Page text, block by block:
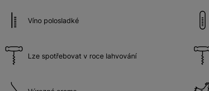
Víno polosladké
Lze spotřebovat v roce lahvování